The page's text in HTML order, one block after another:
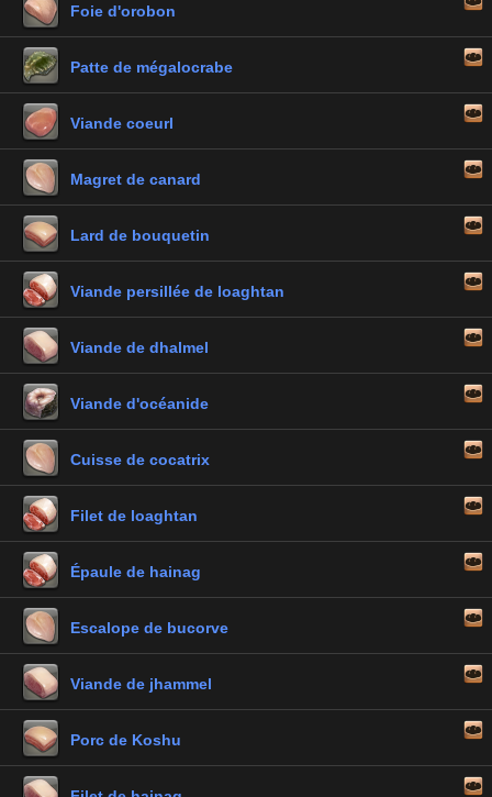
Foie d'orobon
Patte de mégalocrabe
Viande coeurl
Magret de canard
Lard de bouquetin
Viande persillée de loaghtan
Viande de dhalmel
Viande d'océanide
Cuisse de cocatrix
Filet de loaghtan
Épaule de hainag
Escalope de bucorve
Viande de jhammel
Porc de Koshu